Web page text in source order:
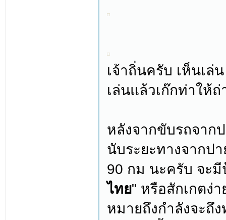
เจ้าถิ่นครับ เห็นเล่
เล่นแล้วเก๊กท่าให้
หลังจากขับรถจาก
นับระยะทางจากป
90 กม นะครับ จะมี
ไทย" หรือสักเกตง่
หมายถึงกำลังจะถึ